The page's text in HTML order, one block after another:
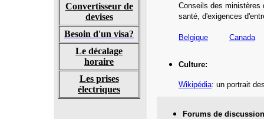
Convertisseur de
devises
Besoin d'un visa?
Le décalage
horaire
Les prises
électriques
Conseils des ministères
santé, d'exigences
Belgique Canada
Culture:
Wikipédia: un portrait
Forums de